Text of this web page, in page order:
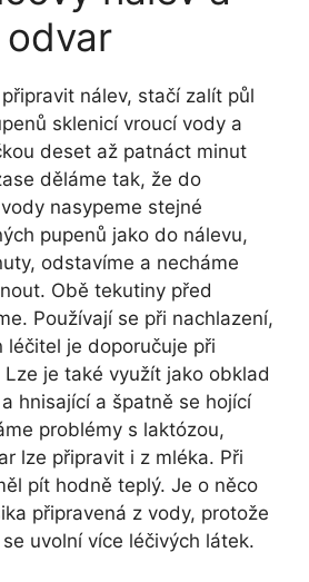
odvar
nálev, stačí zalít půl
sklenicí vroucí vody a
deset až patnáct minut
děláme tak, že do
nasypeme stejné
pupenů jako do nálevu,
odstavíme a necháme
Obě tekutiny před
Používají se při nachlazení,
léčitel je doporučuje při
je také využít jako obklad
hnisající a špatně se hojící
problémy s laktózou,
lze připravit i z mléka. Při
pít hodně teplý. Je o něco
připravená z vody, protože
uvolní více léčivých látek.